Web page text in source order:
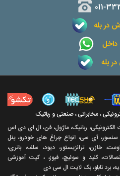
011-
در بله
داخل
در بله
، مخابراتی ، صنعتی و رباتیک
الکترونیکی، رباتیک، ماژول، فن، ال ای دی اس
سنسور، آی سی، انواع چراغ های خودرو، پنل
خازن، ترانزیستور، دیود، سلف، باتری،
کلید و سوئیچ، فیوز، ، کیت آموزشی
برد تابلو، بک لایت ال سی دی